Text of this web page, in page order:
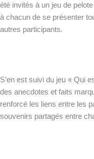
été invités à un jeu de
à chacun de se présenter
autres participants.
S’en est suivi du jeu « Qui
des anecdotes et faits
renforcé les liens entre les
souvenirs partagés entre